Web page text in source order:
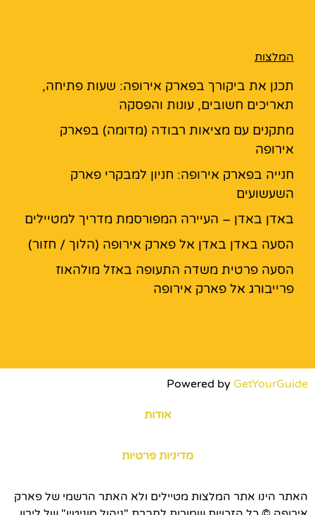
המלצות
תכנן את ביקורך בפארק אירופה: שעות פתיחה,
תאריכים חשובים, עונות והפסקה
מתקנים עם מציאות רבודה (מדומה) בפארק
אירופה
חנייה בפארק אירופה: חניון למבקרי פארק
השעשועים
באדן באדן – העיירה המפורסמת מדריך למטיילים
הסעה באדן באדן אל פארק אירופה (הלוך / חזור)
הסעה פרטית משדה התעופה באזל מולהאוז
פרייבורג אל פארק אירופה
Powered by GetYourGuide
אודות
מדיניות פרטיות
האתר הינו אתר המלצות מטיילים ולא האתר הרשמי של פארק